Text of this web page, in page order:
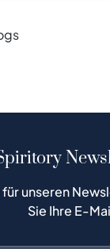
unseren
Sie Ihre E-